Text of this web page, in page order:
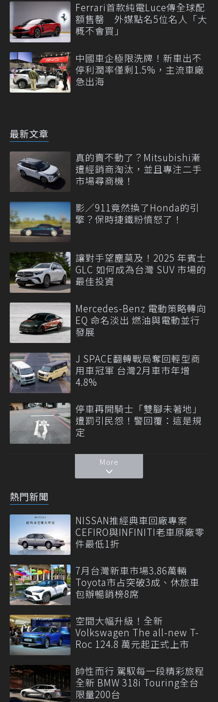
Ferrari首款純電Luce傳全球配
額售罄 外媒點名5位名人「大
概不會買」
中國車企極限洗牌！新車出不
停利潤率僅剩1.5%，主流車廠
急出海
最新文章
真的賣不動了？Mitsubishi漸
遭經銷商淘汰，並且專注二手
市場尋商機！
影／911竟然換了Honda的引
擎？保時捷鐵粉憤怒了！
讓對手望塵莫及！2025 年賓士
GLC 如何成為台灣 SUV 市場的
最佳投資
Mercedes-Benz 電動策略轉向
EQ 命名淡出 燃油與電動並行
發展
J SPACE翻轉戰局奪回輕型商
用車冠軍 台灣2月車市年增
4.8%
停車再開騎士「雙腳未著地」
遭罰引民怨！警回覆：這是規
定
More
熱門新聞
NISSAN推經典車回廠專案
CEFIRO與INFINITI老車原廠零
件最低1折
7月台灣新車市場3.86萬輛
Toyota市占突破3成、休旅車
包辦暢銷榜8席
空間大幅升級！全新
Volkswagen The all-new T-
Roc 124.8 萬元起正式上市
帥性而行 駕馭每一段精彩旅程
全新 BMW 318i Touring全台
限量200台